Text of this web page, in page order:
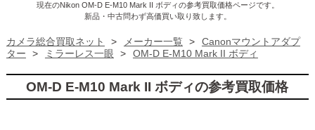
現在のNikon OM-D E-M10 Mark II ボディの参考買取価格ページです。
新品・中古問わず高価買い取り致します。
カメラ総合買取ネット > メーカー一覧 >
Canonマウントアダプ
ター
> ミラーレス一眼 > OM-D E-M10 Mark II ボディ
OM-D E-M10 Mark II ボディの参考買取価格